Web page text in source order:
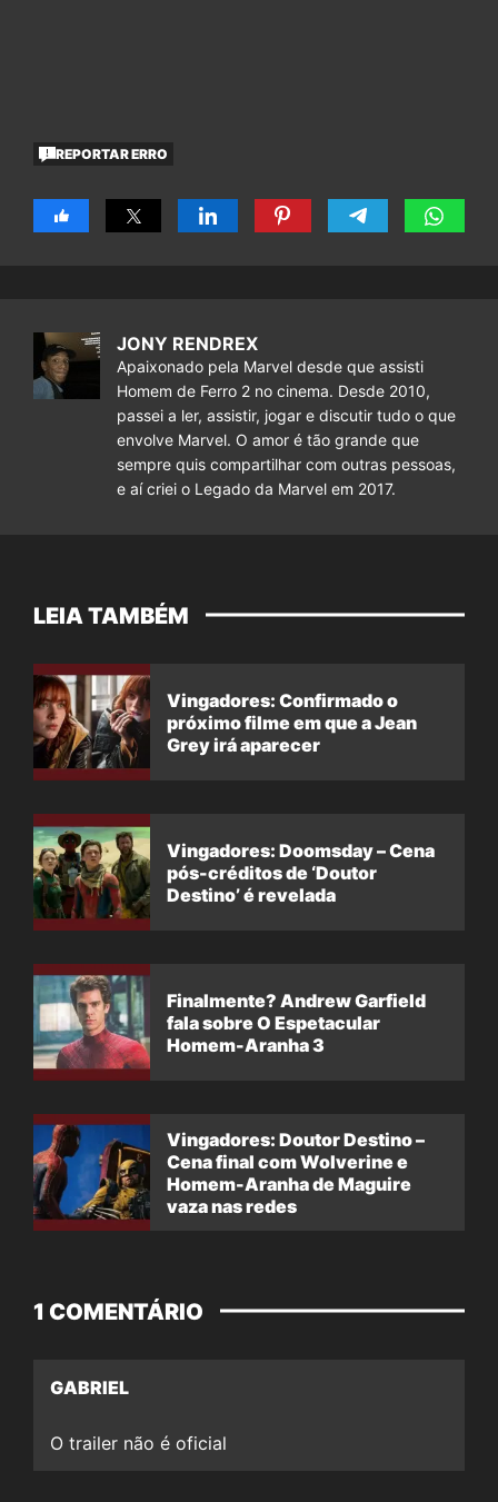
REPORTAR ERRO
JONY RENDREX
Apaixonado pela Marvel desde que assisti
Homem de Ferro 2 no cinema. Desde 2010,
passei a ler, assistir, jogar e discutir tudo o que
envolve Marvel. O amor é tão grande que
sempre quis compartilhar com outras pessoas,
e aí criei o Legado da Marvel em 2017.
LEIA TAMBÉM
Vingadores: Confirmado o
próximo filme em que a Jean
Grey irá aparecer
Vingadores: Doomsday – Cena
pós-créditos de ‘Doutor
Destino’ é revelada
Finalmente? Andrew Garfield
fala sobre O Espetacular
Homem-Aranha 3
Vingadores: Doutor Destino –
Cena final com Wolverine e
Homem-Aranha de Maguire
vaza nas redes
1 COMENTÁRIO
GABRIEL
O trailer não é oficial